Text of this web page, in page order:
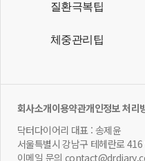
질환극복팁
체중관리팁
회사소개이용약관개인정보 처리
닥터다이어리 대표 : 송제윤
서울특별시 강남구 테헤란로
이메일 문의